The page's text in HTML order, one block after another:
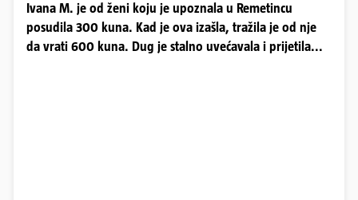
Ivana M. je od ženi koju je upoznala u Remetincu
posudila 300 kuna. Kad je ova izašla, tražila je od nje
da vrati 600 kuna. Dug je stalno uvećavala i prijetila...